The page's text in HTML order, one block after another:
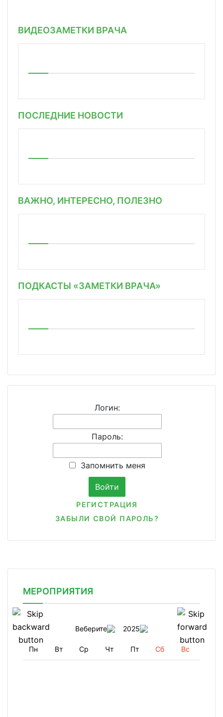
ВИДЕОЗАМЕТКИ ВРАЧА
ПОСЛЕДНИЕ НОВОСТИ
ВАЖНО, ИНТЕРЕСНО, ПОЛЕЗНО
ПОДКАСТЫ «ЗАМЕТКИ ВРАЧА»
Логин:
Пароль:
Запомнить меня
РЕГИСТРАЦИЯ
ЗАБЫЛИ СВОЙ ПАРОЛЬ?
МЕРОПРИЯТИЯ
Веберите 2025
Пн Вт Ср Чт Пт Сб Вс